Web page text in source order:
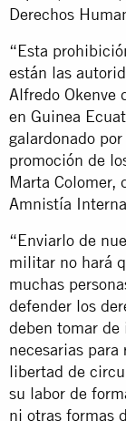
Derechos
“Esta
están las
Alfredo Okenve
en Guinea
galardonado
promoción de
Marta Colomer,
Amnistía
“Enviarlo de
militar no hará
muchas
defender los
deben tomar
necesarias
libertad de
su labor de
ni otras formas